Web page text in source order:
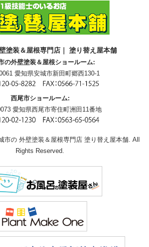
塗装＆屋根専門店｜ 塗り替え屋本舗
の外壁塗装＆屋根ショールーム:
愛知県安城市新田町郷西130-1
西尾市ショールーム:
愛知県西尾市寄住町洲田11番地
市の 外壁塗装＆屋根専門店 塗り替え屋本舗. All
Rights Reserved.